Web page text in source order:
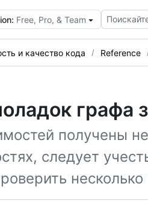
Free, Pro, & Team
и качество кода Reference
графа
получены
следует